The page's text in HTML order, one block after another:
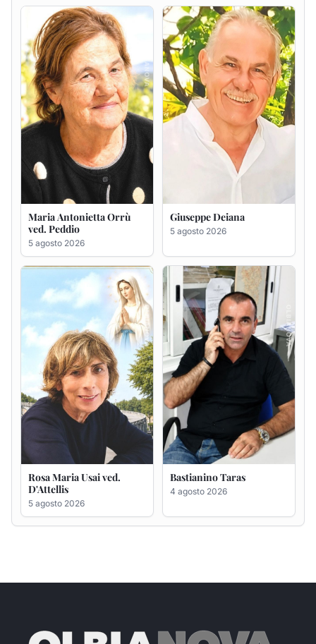
Maria Antonietta Orrù
ved. Peddio
5 agosto 2026
Giuseppe Deiana
5 agosto 2026
Rosa Maria Usai ved.
D'Attellis
5 agosto 2026
Bastianino Taras
4 agosto 2026